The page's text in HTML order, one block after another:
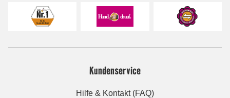
Kundenservice
Hilfe & Kontakt (FAQ)